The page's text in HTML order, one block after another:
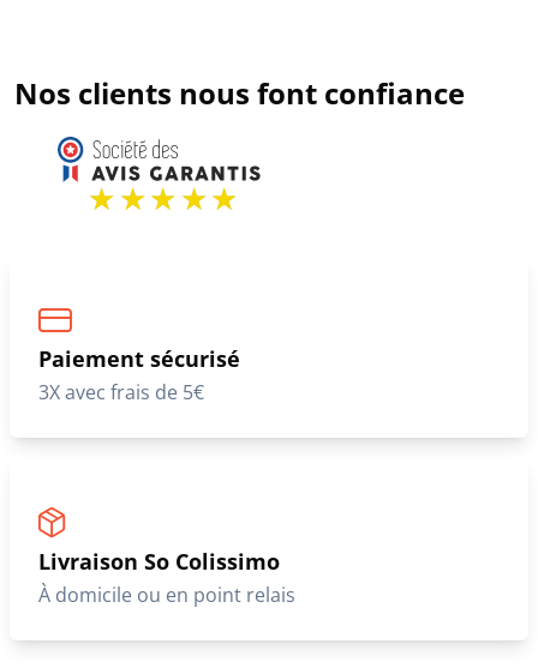
Nos clients nous font confiance
Paiement sécurisé
3X avec frais de 5€
Livraison So Colissimo
À domicile ou en point relais